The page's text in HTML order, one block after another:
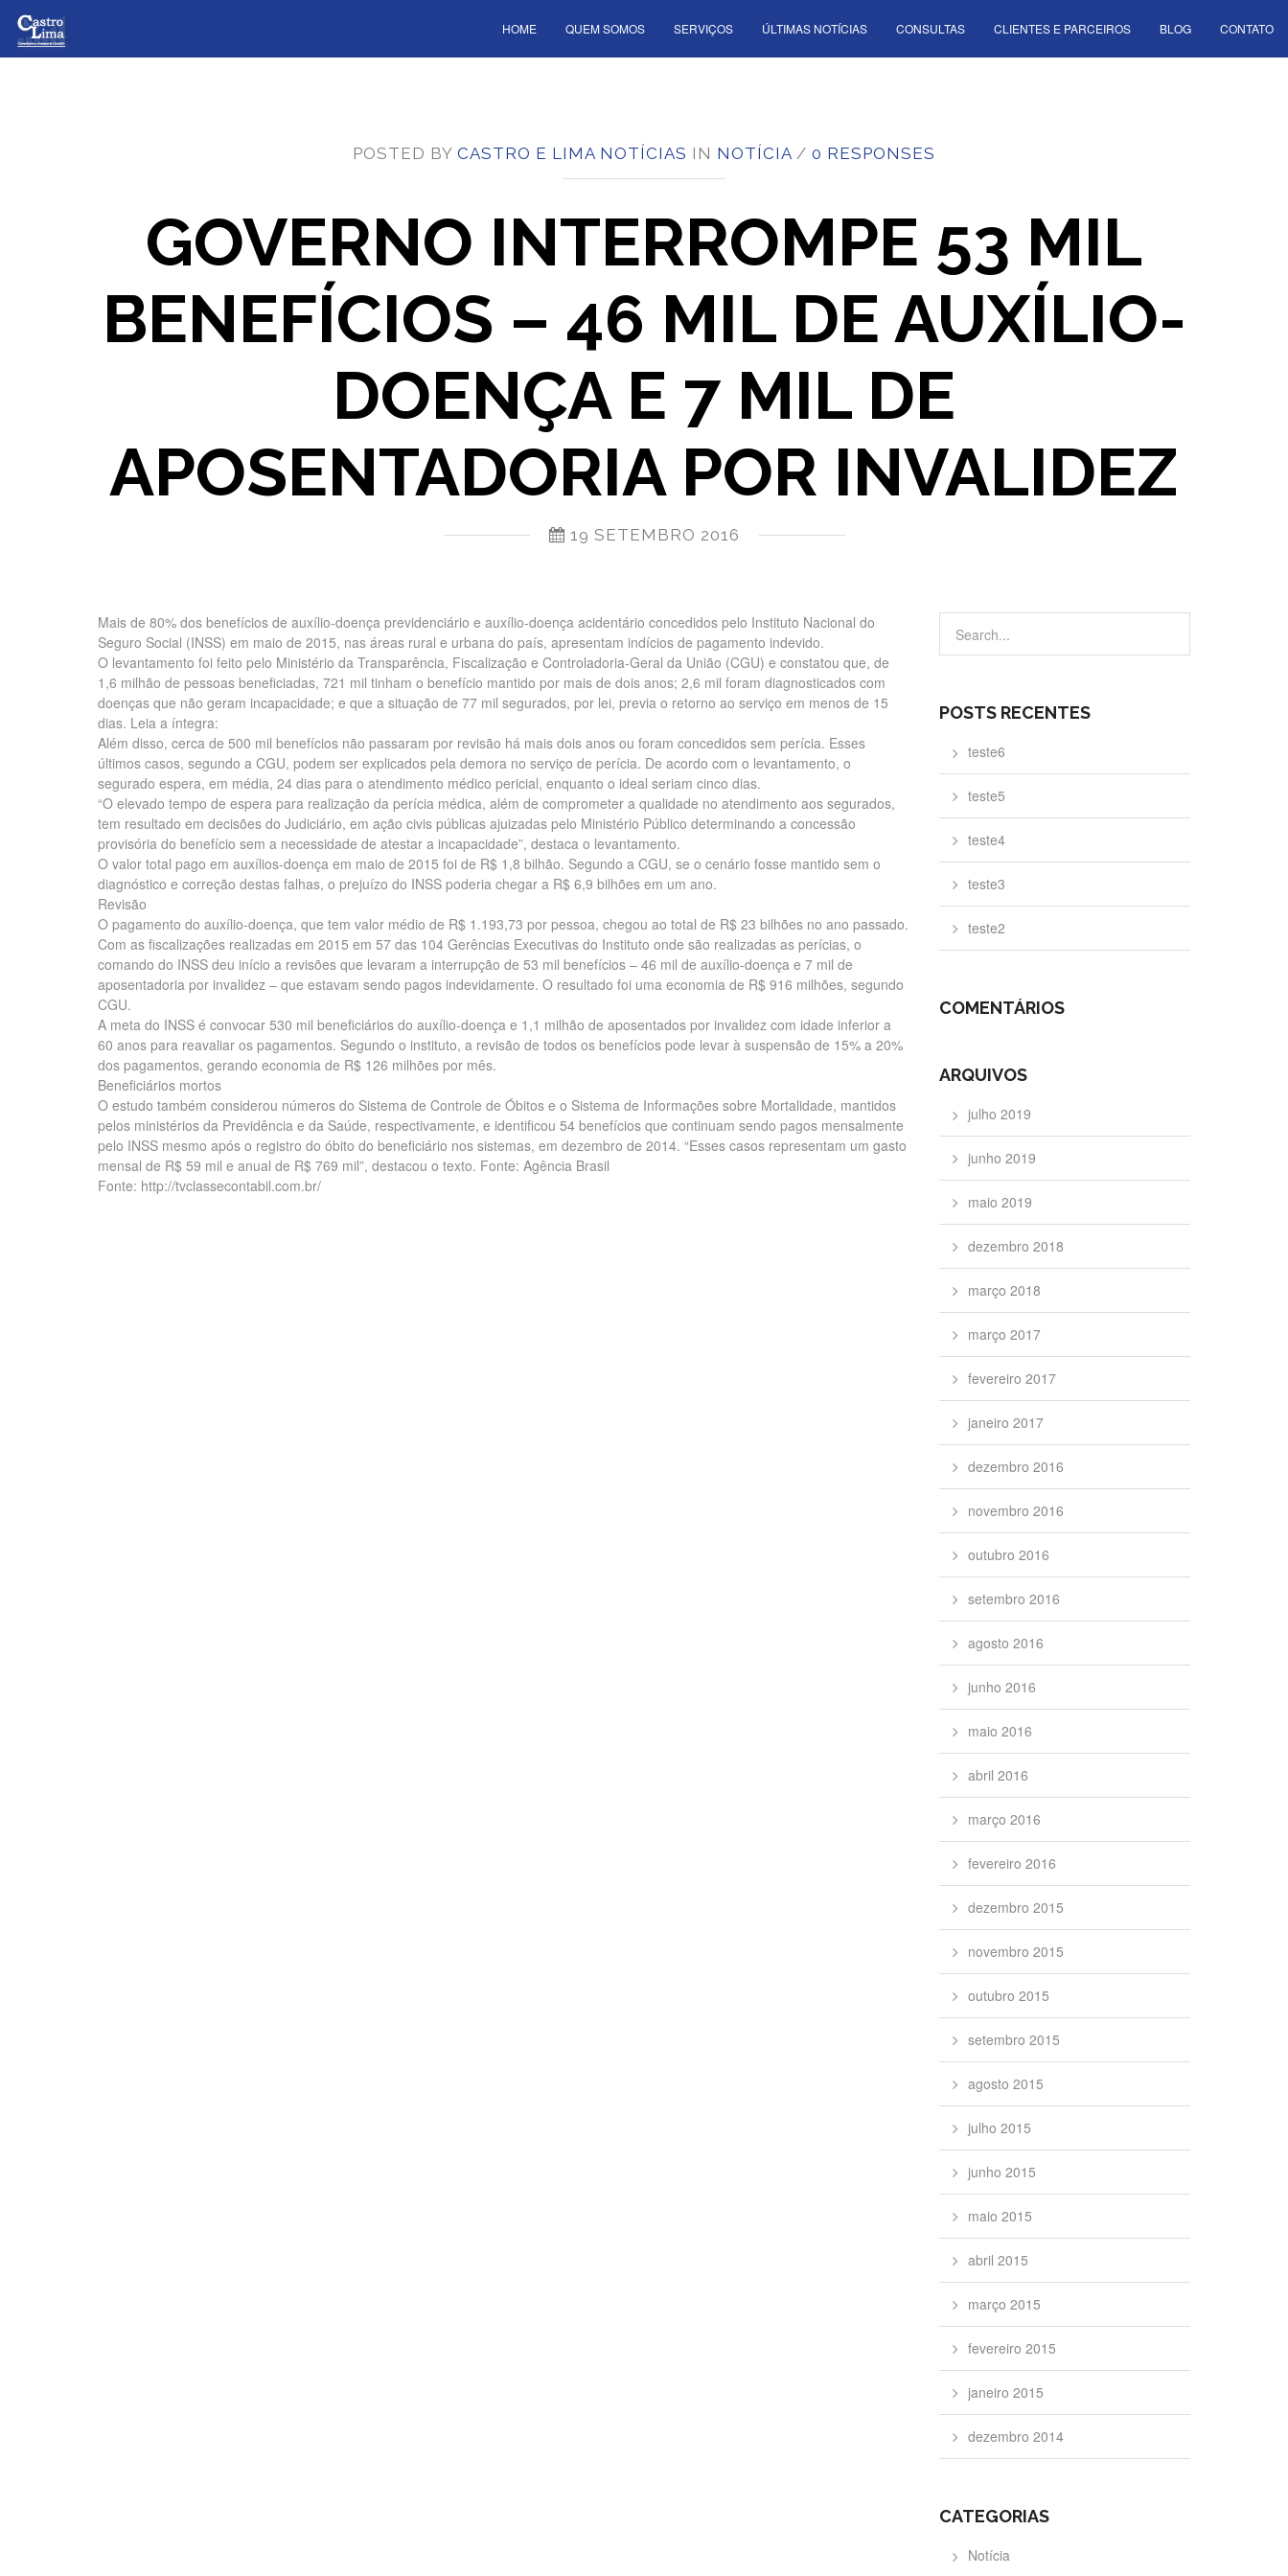
HOME QUEM SOMOS SERVIÇOS ÚLTIMAS NOTÍCIAS CONSULTAS CLIENTES E PARCEIROS BLOG CONTATO
POSTED BY CASTRO E LIMA NOTÍCIAS IN NOTÍCIA / 0 RESPONSES
GOVERNO INTERROMPE 53 MIL
BENEFÍCIOS – 46 MIL DE AUXÍLIO-
DOENÇA E 7 MIL DE
APOSENTADORIA POR INVALIDEZ
19 SETEMBRO 2016
Mais de 80% dos benefícios de auxílio-doença previdenciário e auxílio-doença acidentário concedidos pelo Instituto Nacional do
Seguro Social (INSS) em maio de 2015, nas áreas rural e urbana do país, apresentam indícios de pagamento indevido.
O levantamento foi feito pelo Ministério da Transparência, Fiscalização e Controladoria-Geral da União (CGU) e constatou que, de
1,6 milhão de pessoas beneficiadas, 721 mil tinham o benefício mantido por mais de dois anos; 2,6 mil foram diagnosticados com
doenças que não geram incapacidade; e que a situação de 77 mil segurados, por lei, previa o retorno ao serviço em menos de 15
dias. Leia a íntegra:
Além disso, cerca de 500 mil benefícios não passaram por revisão há mais dois anos ou foram concedidos sem perícia. Esses
últimos casos, segundo a CGU, podem ser explicados pela demora no serviço de perícia. De acordo com o levantamento, o
segurado espera, em média, 24 dias para o atendimento médico pericial, enquanto o ideal seriam cinco dias.
“O elevado tempo de espera para realização da perícia médica, além de comprometer a qualidade no atendimento aos segurados,
tem resultado em decisões do Judiciário, em ação civis públicas ajuizadas pelo Ministério Público determinando a concessão
provisória do benefício sem a necessidade de atestar a incapacidade”, destaca o levantamento.
O valor total pago em auxílios-doença em maio de 2015 foi de R$ 1,8 bilhão. Segundo a CGU, se o cenário fosse mantido sem o
diagnóstico e correção destas falhas, o prejuízo do INSS poderia chegar a R$ 6,9 bilhões em um ano.
Revisão
O pagamento do auxílio-doença, que tem valor médio de R$ 1.193,73 por pessoa, chegou ao total de R$ 23 bilhões no ano passado.
Com as fiscalizações realizadas em 2015 em 57 das 104 Gerências Executivas do Instituto onde são realizadas as perícias, o
comando do INSS deu início a revisões que levaram a interrupção de 53 mil benefícios – 46 mil de auxílio-doença e 7 mil de
aposentadoria por invalidez – que estavam sendo pagos indevidamente. O resultado foi uma economia de R$ 916 milhões, segundo
CGU.
A meta do INSS é convocar 530 mil beneficiários do auxílio-doença e 1,1 milhão de aposentados por invalidez com idade inferior a
60 anos para reavaliar os pagamentos. Segundo o instituto, a revisão de todos os benefícios pode levar à suspensão de 15% a 20%
dos pagamentos, gerando economia de R$ 126 milhões por mês.
Beneficiários mortos
O estudo também considerou números do Sistema de Controle de Óbitos e o Sistema de Informações sobre Mortalidade, mantidos
pelos ministérios da Previdência e da Saúde, respectivamente, e identificou 54 benefícios que continuam sendo pagos mensalmente
pelo INSS mesmo após o registro do óbito do beneficiário nos sistemas, em dezembro de 2014. “Esses casos representam um gasto
mensal de R$ 59 mil e anual de R$ 769 mil”, destacou o texto. Fonte: Agência Brasil
Fonte: http://tvclassecontabil.com.br/
POSTS RECENTES
teste6
teste5
teste4
teste3
teste2
COMENTÁRIOS
ARQUIVOS
julho 2019
junho 2019
maio 2019
dezembro 2018
março 2018
março 2017
fevereiro 2017
janeiro 2017
dezembro 2016
novembro 2016
outubro 2016
setembro 2016
agosto 2016
junho 2016
maio 2016
abril 2016
março 2016
fevereiro 2016
dezembro 2015
novembro 2015
outubro 2015
setembro 2015
agosto 2015
julho 2015
junho 2015
maio 2015
abril 2015
março 2015
fevereiro 2015
janeiro 2015
dezembro 2014
CATEGORIAS
Notícia